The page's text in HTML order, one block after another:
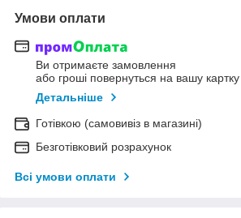
Умови оплати
Ви отримаєте замовлення
або гроші повернуться на вашу картку
Детальніше
Готівкою (самовивіз в магазині)
Безготівковий розрахунок
Всі умови оплати